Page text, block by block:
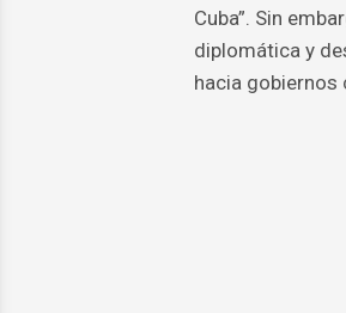
Cuba”. Sin
diplomática y
hacia